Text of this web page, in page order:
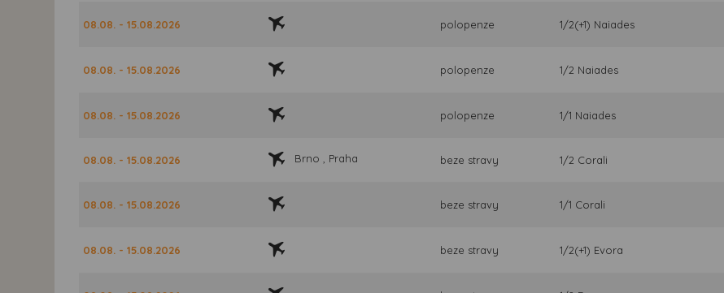
08.08. - 15.08.2026 polopenze 1/2(+1) Naiades
08.08. - 15.08.2026 polopenze 1/2 Naiades
08.08. - 15.08.2026 polopenze 1/1 Naiades
08.08. - 15.08.2026 Brno , Praha beze stravy 1/2 Corali
08.08. - 15.08.2026 beze stravy 1/1 Corali
08.08. - 15.08.2026 beze stravy 1/2(+1) Evora